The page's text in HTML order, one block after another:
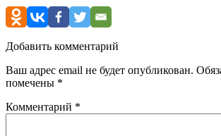
Добавить комментарий
Ваш адрес email не будет опубликован.
помечены *
Комментарий *